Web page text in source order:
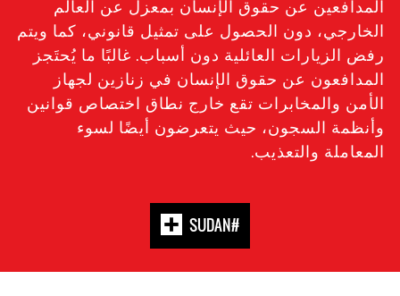
المدافعين عن حقوق الإنسان بمعزل عن العالم
الخارجي، دون الحصول على تمثيل قانوني، كما ويتم
رفض الزيارات العائلية دون أسباب. غالبًا ما يُحتَجز
المدافعون عن حقوق الإنسان في زنازين لجهاز
الأمن والمخابرات تقع خارج نطاق اختصاص قوانين
وأنظمة السجون، حيث يتعرضون أيضًا لسوء
المعاملة والتعذيب.
#SUDAN